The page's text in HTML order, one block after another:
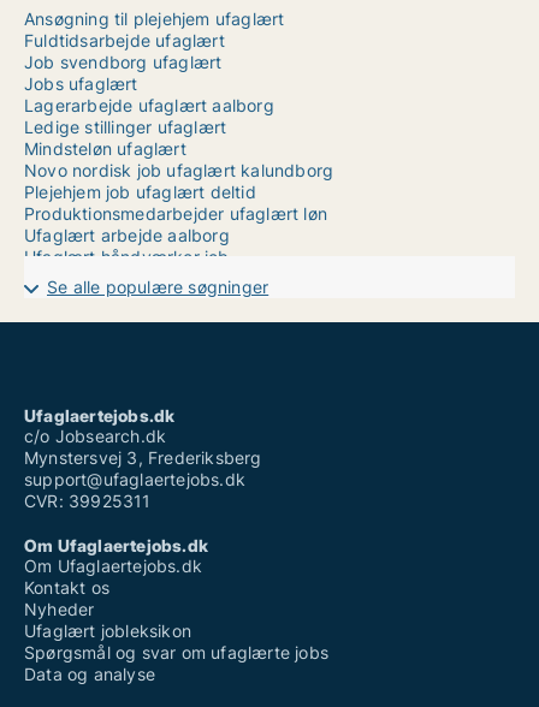
Ansøgning til plejehjem ufaglært
Fuldtidsarbejde ufaglært
Job svendborg ufaglært
Jobs ufaglært
Lagerarbejde ufaglært aalborg
Ledige stillinger ufaglært
Mindsteløn ufaglært
Novo nordisk job ufaglært kalundborg
Plejehjem job ufaglært deltid
Produktionsmedarbejder ufaglært løn
Ufaglært arbejde aalborg
Ufaglært håndværker job
Ufaglært job helsingør
Ufaglært job middelfart
Ufaglært job rigshospitalet
Ufaglært plejehjemsmedhjælper
Ufaglært tagdækker løn
Se alle populære søgninger
Ufaglaertejobs.dk
c/o Jobsearch.dk
Mynstersvej 3, Frederiksberg
support@ufaglaertejobs.dk
CVR: 39925311
Om Ufaglaertejobs.dk
Om Ufaglaertejobs.dk
Kontakt os
Nyheder
Ufaglært jobleksikon
Spørgsmål og svar om ufaglærte jobs
Data og analyse